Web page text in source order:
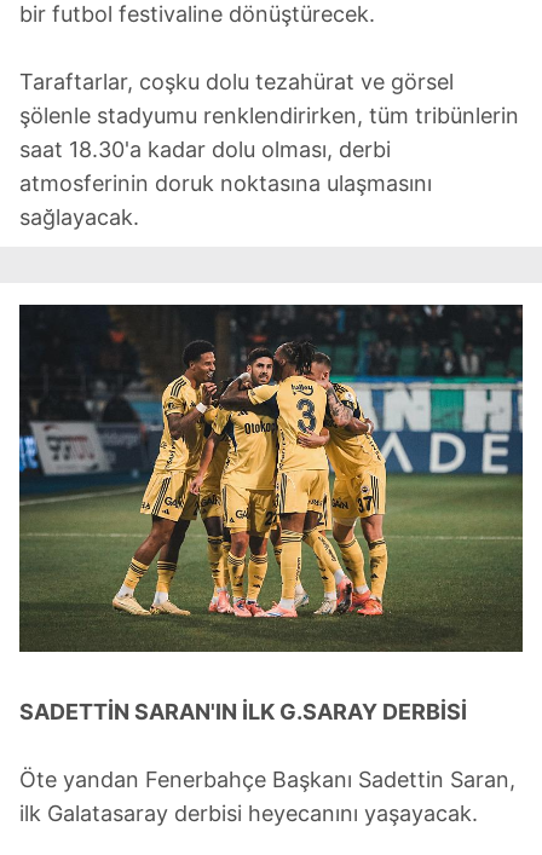
bir futbol festivaline dönüştürecek.
Taraftarlar, coşku dolu tezahürat ve görsel
şölenle stadyumu renklendirirken, tüm tribünlerin
saat 18.30'a kadar dolu olması, derbi
atmosferinin doruk noktasına ulaşmasını
sağlayacak.
SADETTİN SARAN'IN İLK G.SARAY DERBİSİ
Öte yandan Fenerbahçe Başkanı Sadettin Saran,
ilk Galatasaray derbisi heyecanını yaşayacak.